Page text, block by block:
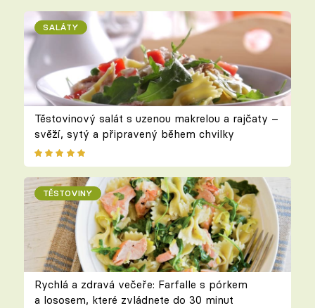
SALÁTY
Těstovinový salát s uzenou makrelou a rajčaty –
svěží, sytý a připravený během chvilky
TĚSTOVINY
Rychlá a zdravá večeře: Farfalle s pórkem
a lososem, které zvládnete do 30 minut